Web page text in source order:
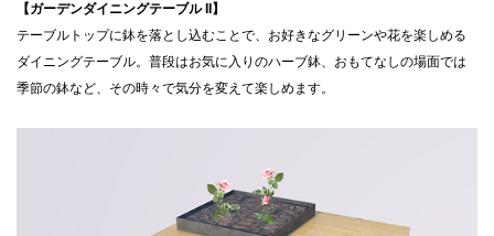
【ガーデンダイニングテーブル II】
テーブルトップに鉢を落とし込むことで、お好きなグリーンや花を楽しめる
ダイニングテーブル。普段はお気に入りのハーブ鉢、おもてなしの場面では
季節の鉢など、その時々で気分を変えて楽しめます。